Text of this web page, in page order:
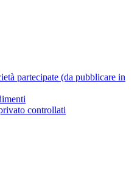
partecipate (da pubblicare in
controllati